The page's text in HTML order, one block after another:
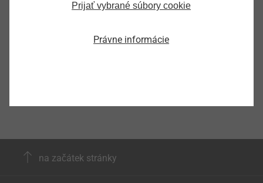
Produktový list.pdf
na začátek stránky
Prijať vybrané súbory cookie
Právne informácie